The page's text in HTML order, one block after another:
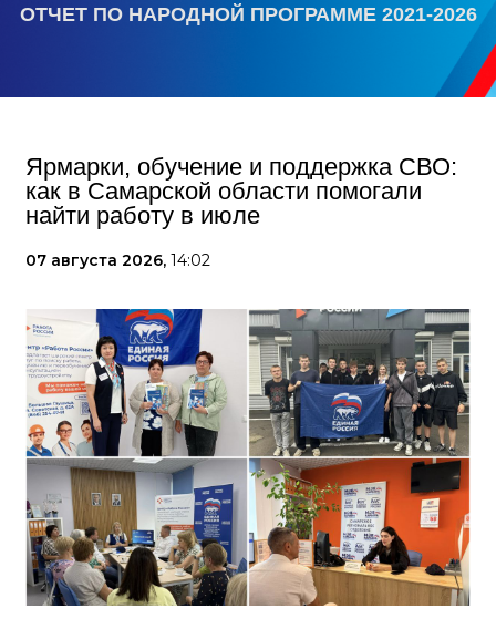
ОТЧЕТ ПО НАРОДНОЙ ПРОГРАММЕ 2021-2026
Ярмарки, обучение и поддержка СВО:
как в Самарской области помогали
найти работу в июле
07 августа 2026, 14:02